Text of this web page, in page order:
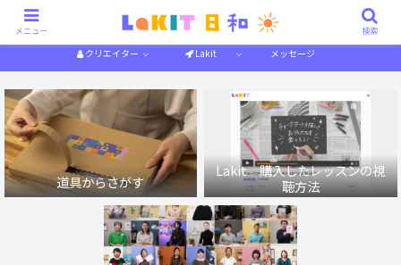
作り方解説 特集一覧
クリエイター Lakit メッセージ
道具からさがす
Lakit 購入したレッスンの視
聴方法
メニュー 検索